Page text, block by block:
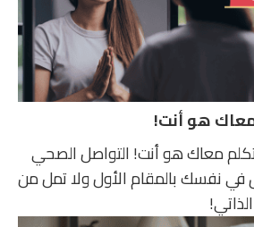
هو أنت!
معاك هو أنت! التواصل الصحي
نفسك بالمقام الأول ولا تمل من